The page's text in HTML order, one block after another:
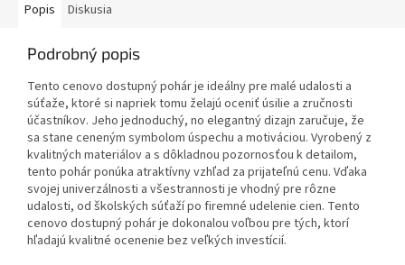
Popis Diskusia
Podrobný popis
Tento cenovo dostupný pohár je ideálny pre malé udalosti a
súťaže, ktoré si napriek tomu želajú oceniť úsilie a zručnosti
účastníkov. Jeho jednoduchý, no elegantný dizajn zaručuje, že
sa stane ceneným symbolom úspechu a motiváciou. Vyrobený z
kvalitných materiálov a s dôkladnou pozornosťou k detailom,
tento pohár ponúka atraktívny vzhľad za prijateľnú cenu. Vďaka
svojej univerzálnosti a všestrannosti je vhodný pre rôzne
udalosti, od školských súťaží po firemné udelenie cien. Tento
cenovo dostupný pohár je dokonalou voľbou pre tých, ktorí
hľadajú kvalitné ocenenie bez veľkých investícií.